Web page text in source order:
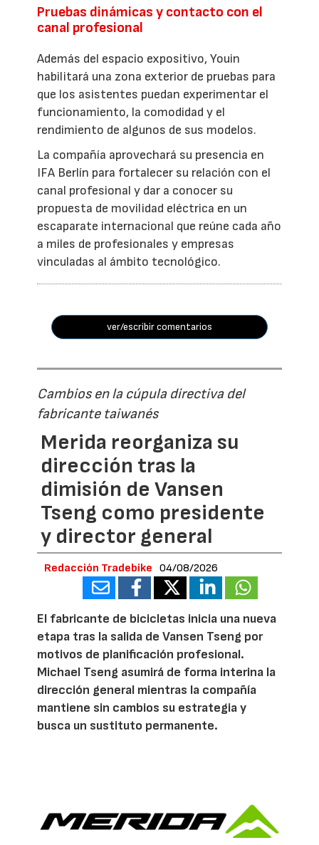
Pruebas dinámicas y contacto con el
canal profesional
Además del espacio expositivo, Youin
habilitará una zona exterior de pruebas para
que los asistentes puedan experimentar el
funcionamiento, la comodidad y el
rendimiento de algunos de sus modelos.
La compañía aprovechará su presencia en
IFA Berlín para fortalecer su relación con el
canal profesional y dar a conocer su
propuesta de movilidad eléctrica en un
escaparate internacional que reúne cada año
a miles de profesionales y empresas
vinculadas al ámbito tecnológico.
ver/escribir comentarios
Cambios en la cúpula directiva del
fabricante taiwanés
Merida reorganiza su
dirección tras la
dimisión de Vansen
Tseng como presidente
y director general
Redacción Tradebike 04/08/2026
El fabricante de bicicletas inicia una nueva
etapa tras la salida de Vansen Tseng por
motivos de planificación profesional.
Michael Tseng asumirá de forma interina la
dirección general mientras la compañía
mantiene sin cambios su estrategia y
busca un sustituto permanente.